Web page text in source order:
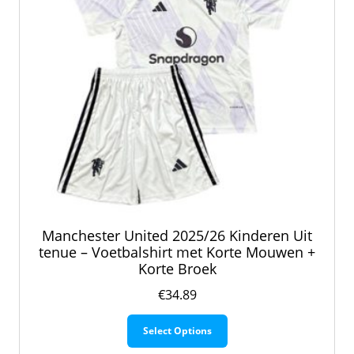
Manchester United 2025/26 Kinderen Uit
tenue – Voetbalshirt met Korte Mouwen +
Korte Broek
€34.89
Select Options
Dit